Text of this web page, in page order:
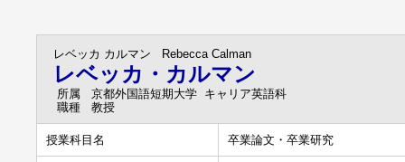
レベッカ カルマン Rebecca Calman
レベッカ・カルマン
所属
京都外国語短期大学 キャリア英語科
職種
教授
授業科目名 卒業論文・卒業研究